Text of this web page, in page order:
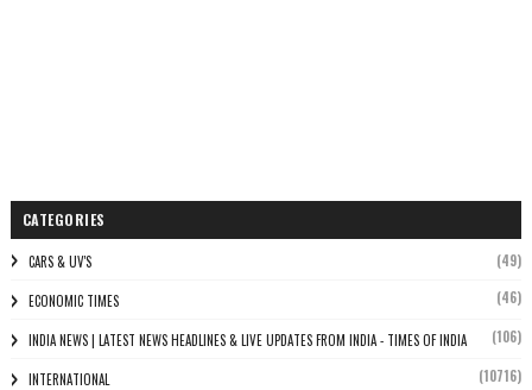
CATEGORIES
CARS & UV'S (49)
ECONOMIC TIMES (46)
INDIA NEWS | LATEST NEWS HEADLINES & LIVE UPDATES FROM INDIA - TIMES OF INDIA (106)
INTERNATIONAL (10716)